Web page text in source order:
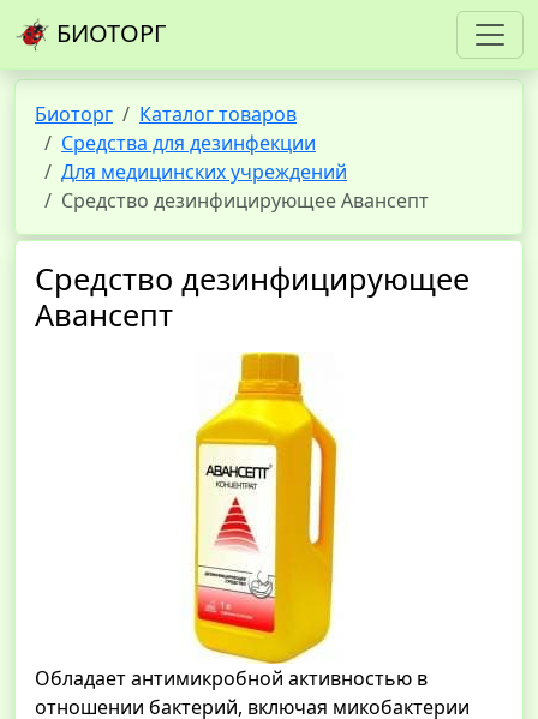
БИОТОРГ
Биоторг
Каталог товаров
Средства для дезинфекции
Для медицинских учреждений
Средство дезинфицирующее Авансепт
Средство дезинфицирующее
Авансепт
Обладает антимикробной активностью в
отношении бактерий, включая микобактерии